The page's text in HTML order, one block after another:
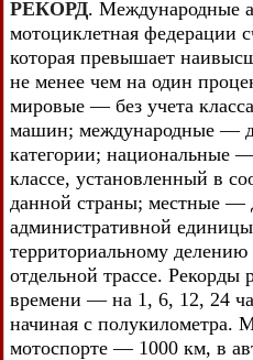
РЕКОРД. Международные
мотоциклетная федерации
которая превышает
не менее чем на один
мировые — без учета
машин; международные —
категории; национальные
классе, установленный в
данной страны; местные —
административной единицы
территориальному делению
отдельной трассе. Рекорды
времени — на 1, 6, 12, 24
начиная с полукилометра.
мотоспорте — 1000 км, в